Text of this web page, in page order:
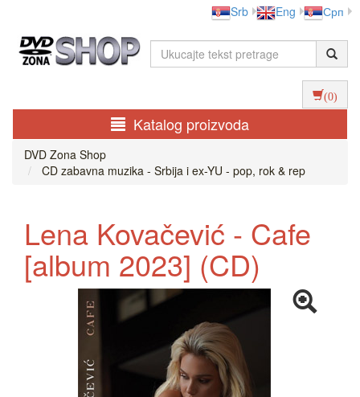
Srb Eng Срп
(0)
Katalog proizvoda
DVD Zona Shop
CD zabavna muzika - Srbija i ex-YU - pop, rok & rep
Lena Kovačević - Cafe
[album 2023] (CD)